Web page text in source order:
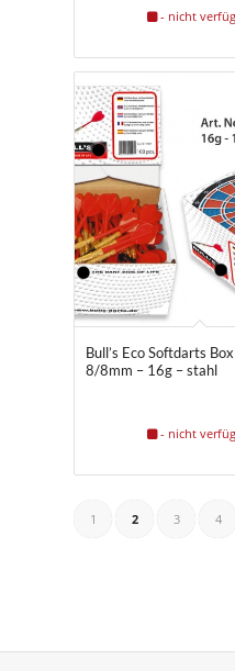
- nicht
Bull’s Eco Softdarts
8/8mm – 16g – stahl
- nicht
1 2 3 4